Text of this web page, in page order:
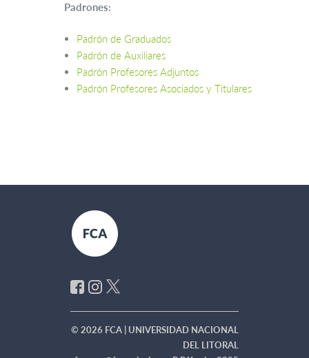
Padrones:
Padrón de Graduados
Padrón de Auxiliares
Padrón Profesores Adjuntos
Padrón Profesores Asociados y Titulares
© 2026 FCA | UNIVERSIDAD NACIONAL
DEL LITORAL